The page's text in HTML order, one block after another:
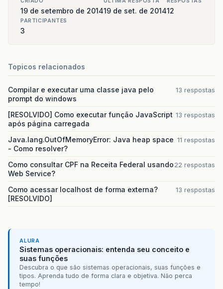
19 de setembro de 201419 de set. de 201412
PARTICIPANTES
3
Topicos relacionados
Compilar e executar uma classe java pelo
prompt do windows
13 respostas
[RESOLVIDO] Como executar função JavaScript
após página carregada
13 respostas
Java.lang.OutOfMemoryError: Java heap space
- Como resolver?
11 respostas
Como consultar CPF na Receita Federal usando
Web Service?
22 respostas
Como acessar localhost de forma externa?
[RESOLVIDO]
13 respostas
ALURA
Sistemas operacionais: entenda seu conceito e
suas funções
Descubra o que são sistemas operacionais, suas funções e
tipos. Aprenda tudo de forma clara e objetiva. Não perca
tempo!